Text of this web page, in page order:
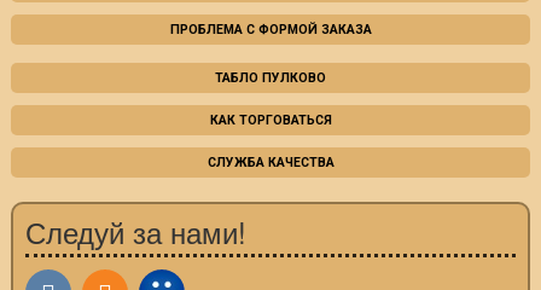
ПРОБЛЕМА С ФОРМОЙ ЗАКАЗА
ТАБЛО ПУЛКОВО
КАК ТОРГОВАТЬСЯ
СЛУЖБА КАЧЕСТВА
Следуй за нами!